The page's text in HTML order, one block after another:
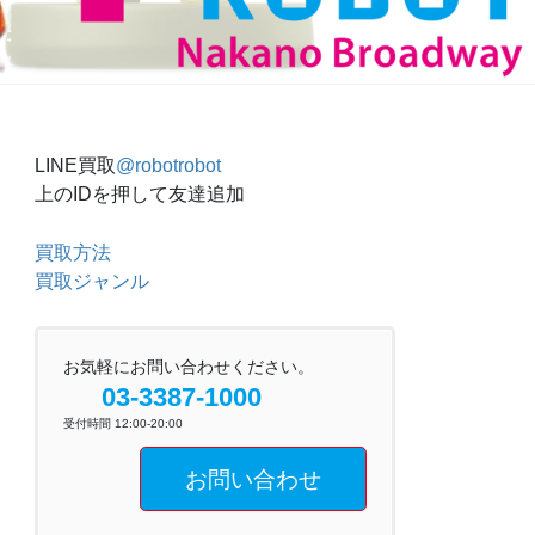
LINE買取@robotrobot
上のIDを押して友達追加
買取方法
買取ジャンル
お気軽にお問い合わせください。
03-3387-1000
受付時間 12:00-20:00
お問い合わせ